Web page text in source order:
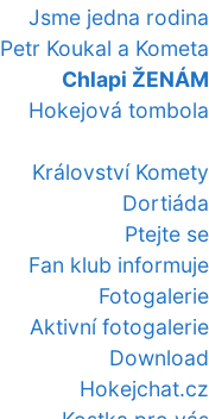
Jsme jedna rodina
Petr Koukal a Kometa
Chlapi ŽENÁM
Hokejová tombola
Království Komety
Dortiáda
Ptejte se
Fan klub informuje
Fotogalerie
Aktivní fotogalerie
Download
Hokejchat.cz